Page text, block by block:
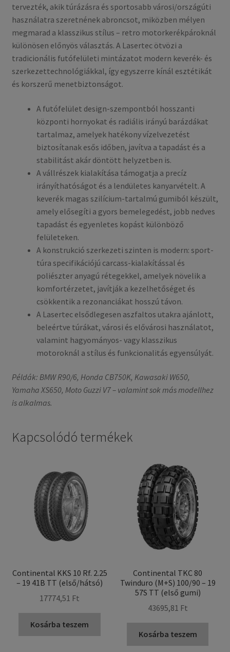
tervezték, akik túrázásra és sportosabb városi/országúti
használatra szeretnének abroncsot, miközben mélyen
megmarad a klasszikus stílus – retro motorkerékpároknál
különösen előnyös választás. A Lasertec ötvözi a
tradicionális futófelületi mintázatot modern keverék- és
szerkezettechnológiákkal, így egyszerre kínál esztétikát
és korszerű menetbiztonságot.
A futófelület design-szempontból hosszanti
központi hornyokat és radiális irányú barázdákat
tartalmaz, amelyek hatékony vízelvezetést
biztosítanak esős időben, javítva a tapadást és a
stabilitást akár döntött helyzetben is.
A vállrészek kialakítása támogatja a precíz
irányíthatóságot és a lendületes kanyarvételt. A
keverék magas szilícium-tartalmú gumiból készült,
amely elősegíti a gyors bemelegedést, jobb nedves
tapadást és egyenletes kopást különböző
felületeken.
A konstrukció szerkezeti szinten is modern: sport-
túra specifikációjú carcass-kialakítással és
poliészter anyagú rétegekkel, amelyek növelik a
komfortérzetet, javítják a kezelhetőséget és
csökkentik a rezonanciákat hosszú távon.
A Lasertec elsődlegesen aszfaltos utakra ajánlott,
beleértve túrákat, városi és elővárosi használatot,
valamint hagyományos- vagy klasszikus
motoroknál a stílus és funkcionalitás egyensúlyát.
Példák: BMW R90/6, Honda CB750K, Kawasaki W650,
Yamaha XS650, Moto Guzzi V7 – valamint sok más modellhez
is alkalmas.
Kapcsolódó termékek
Continental KKS 10 Rf. 2.25
– 19 41B TT (első/hátsó)
17774,51 Ft
Kosárba teszem
Continental TKC 80
Twinduro (M+S) 100/90 – 19
57S TT (első gumi)
43695,81 Ft
Kosárba teszem